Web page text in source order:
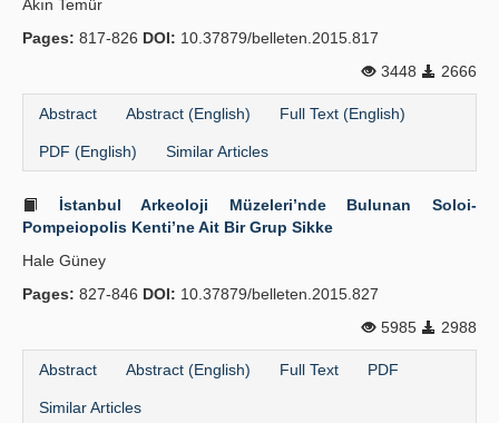
Guidelines
Contact Us
Akın Temür
Pages: 817-826 DOI: 10.37879/belleten.2015.817
3448
2666
Abstract Abstract (English) Full Text (English)
PDF (English) Similar Articles
İstanbul Arkeoloji Müzeleri’nde Bulunan Soloi-
Pompeiopolis Kenti’ne Ait Bir Grup Sikke
Hale Güney
Pages: 827-846 DOI: 10.37879/belleten.2015.827
5985
2988
Abstract Abstract (English) Full Text PDF
Similar Articles